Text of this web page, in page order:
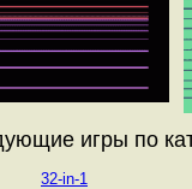
игры по
32-in-1